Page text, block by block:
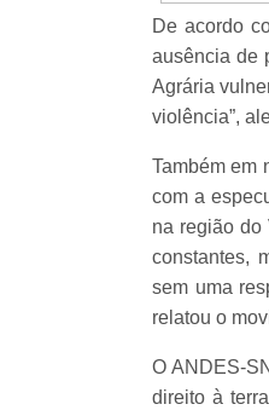
De acordo
ausência de
Agrária
violência”,
Também em
com a
na região do
constantes,
sem uma
relatou o
O ANDES-
direito à